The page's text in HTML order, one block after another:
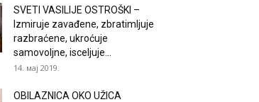
SVETI VASILIJE OSTROŠKI –
Izmiruje zavađene, zbratimljuje
razbraćene, ukroćuje
samovoljne, isceljuje...
14. мај 2019.
OBILAZNICA OKO UŽICA